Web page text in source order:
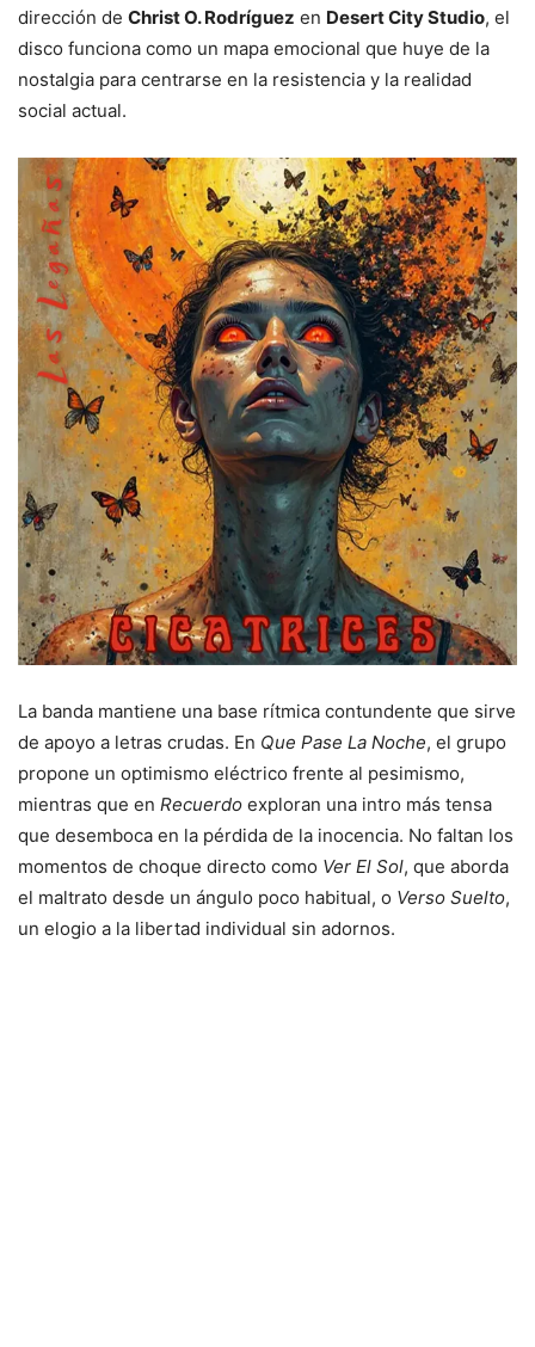
dirección de Christ O. Rodríguez en Desert City Studio, el
disco funciona como un mapa emocional que huye de la
nostalgia para centrarse en la resistencia y la realidad
social actual.
La banda mantiene una base rítmica contundente que sirve
de apoyo a letras crudas. En Que Pase La Noche, el grupo
propone un optimismo eléctrico frente al pesimismo,
mientras que en Recuerdo exploran una intro más tensa
que desemboca en la pérdida de la inocencia. No faltan los
momentos de choque directo como Ver El Sol, que aborda
el maltrato desde un ángulo poco habitual, o Verso Suelto,
un elogio a la libertad individual sin adornos.